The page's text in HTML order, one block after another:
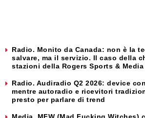
Radio. Monito da Canada: non è la
salvare, ma il servizio. Il caso della
stazioni della Rogers Sports & Media
Radio. Audiradio Q2 2026: device
mentre autoradio e ricevitori
presto per parlare di trend